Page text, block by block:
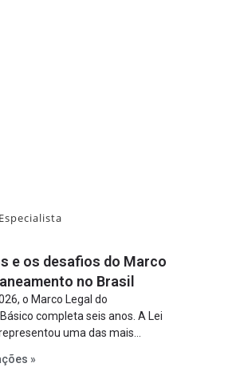
e os desafios do Marco
no Brasil
o Marco Legal do
completa seis anos. A Lei
uma das mais
claras para a
»